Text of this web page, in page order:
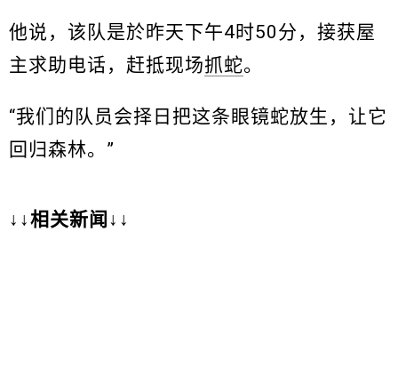
他说，该队是於昨天下午4时50分，接获屋
主求助电话，赶抵现场抓蛇。
“我们的队员会择日把这条眼镜蛇放生，让它
回归森林。”
↓↓相关新闻↓↓